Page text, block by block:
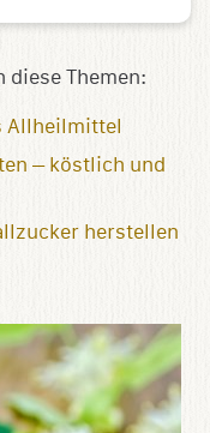
Themen:
Allheilmittel
– köstlich und
herstellen